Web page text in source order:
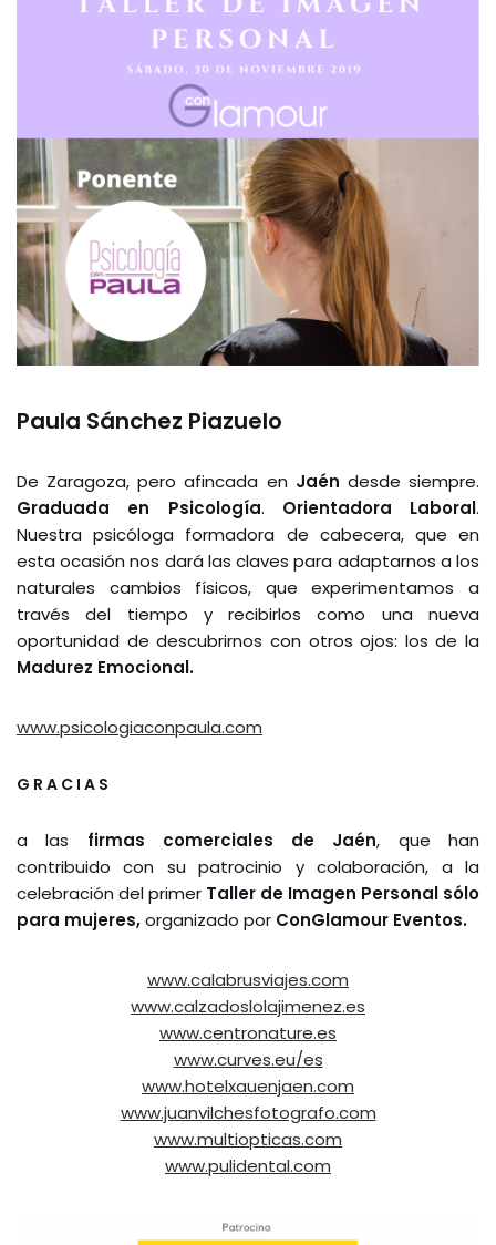
Paula Sánchez Piazuelo
De Zaragoza, pero afincada en Jaén desde siempre.
Graduada en Psicología. Orientadora Laboral.
Nuestra psicóloga formadora de cabecera, que en
esta ocasión nos dará las claves para adaptarnos a los
naturales cambios físicos, que experimentamos a
través del tiempo y recibirlos como una nueva
oportunidad de descubrirnos con otros ojos: los de la
Madurez Emocional.
www.psicologiaconpaula.com
G R A C I A S
a las firmas comerciales de Jaén, que han
contribuido con su patrocinio y colaboración, a la
celebración del primer Taller de Imagen Personal sólo
para mujeres,organizado por ConGlamour Eventos.
www.calabrusviajes.com
www.calzadoslolajimenez.es
www.centronature.es
www.curves.eu/es
www.hotelxauenjaen.com
www.juanvilchesfotografo.com
www.multiopticas.com
www.pulidental.com